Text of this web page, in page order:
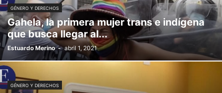
GÉNERO Y DERECHOS
Gahela, la primera mujer trans e indígena
que busca llegar al...
Estuardo Merino - abril 1, 2021
GÉNERO Y DERECHOS